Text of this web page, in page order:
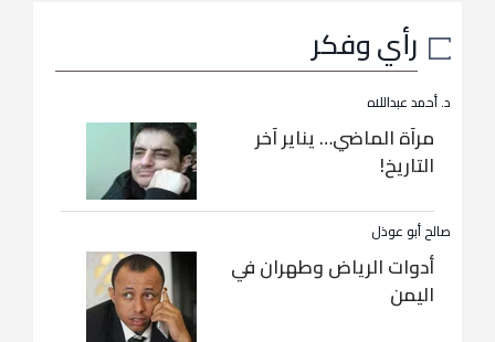
رأي وفكر
د. أحمد عبداللاه
مرآة الماضي… يناير آخر
التاريخ!
صالح أبو عوذل
أدوات الرياض وطهران في
اليمن